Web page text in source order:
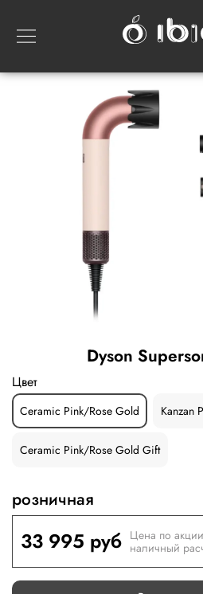
Dyson
Цвет
Ceramic Pink/Rose Gold Kanzan
Ceramic Pink/Rose Gold Gift
розничная
33 995 руб Цена по
наличный